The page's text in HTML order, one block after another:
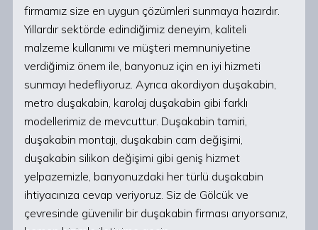
firmamız size en uygun çözümleri sunmaya hazırdır.
Yıllardır sektörde edindiğimiz deneyim, kaliteli
malzeme kullanımı ve müşteri memnuniyetine
verdiğimiz önem ile, banyonuz için en iyi hizmeti
sunmayı hedefliyoruz. Ayrıca akordiyon duşakabin,
metro duşakabin, karolaj duşakabin gibi farklı
modellerimiz de mevcuttur. Duşakabin tamiri,
duşakabin montajı, duşakabin cam değişimi,
duşakabin silikon değişimi gibi geniş hizmet
yelpazemizle, banyonuzdaki her türlü duşakabin
ihtiyacınıza cevap veriyoruz. Siz de Gölcük ve
çevresinde güvenilir bir duşakabin firması arıyorsanız,